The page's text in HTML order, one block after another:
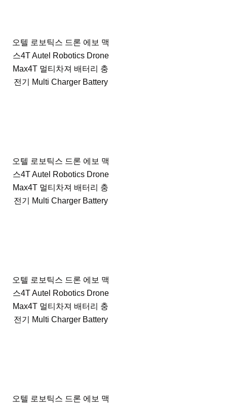
오텔 로보틱스 드론 에보 맥
스4T Autel Robotics Drone
Max4T 멀티차져 배터리 충
전기 Multi Charger Battery
오텔 로보틱스 드론 에보 맥
스4T Autel Robotics Drone
Max4T 멀티차져 배터리 충
전기 Multi Charger Battery
오텔 로보틱스 드론 에보 맥
스4T Autel Robotics Drone
Max4T 멀티차져 배터리 충
전기 Multi Charger Battery
오텔 로보틱스 드론 에보 맥